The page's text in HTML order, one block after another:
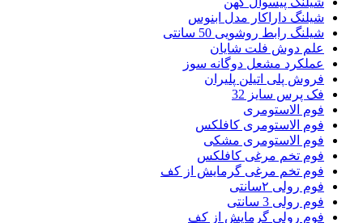
شیلنگ داراکار مدل ابنوس
شیلنگ رابط روشویی 50 سانتی
علم دوش فلت شایان
عملکرد مشعل دوگانه سوز
فروش پلی اتیلن پلیران
فک پرس سایز 32
فوم الاستومری
فوم الاستومری کافلکس
فوم الاستومری مشکی
فوم تخم مرغی کافلکس
فوم تخم مرغی گرمایش از کف
فوم رولی ۲سانتی
فوم رولی 3 سانتی
فوم رولی گرمایش از کف